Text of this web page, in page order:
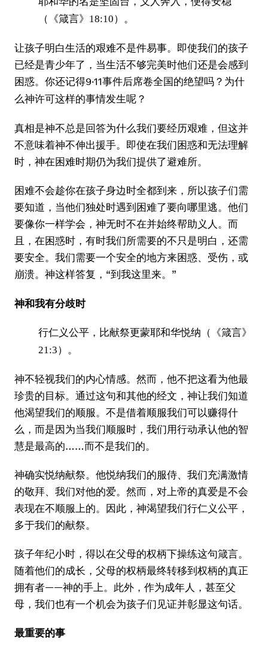
（《箴言》18:10）。
让孩子明白生活的艰难不是件易事。即使我们的孩子
已经是青少年了，当生活不够完美时他们还是会感到
困惑。你还记得9·11事件后席卷全国的绝望吗？ 为什
么神许可这样的事情发生呢？
真相是神不总是回答为什么我们要经历艰难，但这并
不意味着神不伸出援手。即使在我们困惑和无法理解
时，神在困难时期仍为我们提供了避难所。
困难不会趁你在孩子身边时全都到来，所以孩子们需
要知道，当他们独处时遇到困难了要向哪里逃。他们
要像你一样学会，神无时不在并始终帮助义人。而
且，在困惑时，有时我们所需要的不只是明白，还需
要安全。我们需要一个安全的地方来困惑、受伤，或
崩溃。神这样答复，“到我这里来。 ”
神和我有分歧时
行仁义公平，比献祭更蒙耶和华悦纳（《箴言》
21:3）。
神不轻视我们的内心情感。然而，他不把这看为他最
珍贵的目标。通过这句和其他的经文，神让我们知道
他渴望我们的顺服。不是借着顺服我们可以赚得什
么，而是因为当我们顺服时，我们用行动承认他的智
慧是最高的……而不是我们的。
神确实悦纳献祭。他悦纳我们的服侍、我们充满激情
的敬拜、我们对他的爱。然而，对上帝的真爱是不会
表现在不顺服上的。因此，神渴望我们行仁义公平，
多于我们的献祭。
孩子年纪小时，得以在父母的权柄下操练这句箴言。
随着他们的成长，父母的权柄最终转移到权柄的真正
拥有者——神的手上。此外，作为成年人，甚至父
母，我们也有一个机会为孩子们见证并彰显这句话。
最重要的事